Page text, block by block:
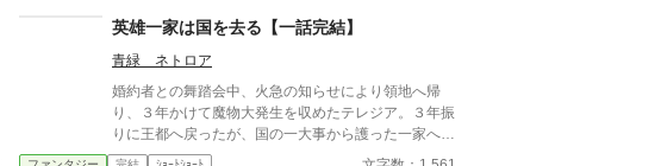
英雄一家は国を去る【一話完結】
青緑 ネトロア
婚約者との舞踏会中、火急の知らせにより領地へ帰
り、３年かけて魔物大発生を収めたテレジア。３年振
りに王都へ戻ったが、国の一大事から護った一家へ言
い渡されたのは、テレジアの婚約破棄だった。 - - - - -